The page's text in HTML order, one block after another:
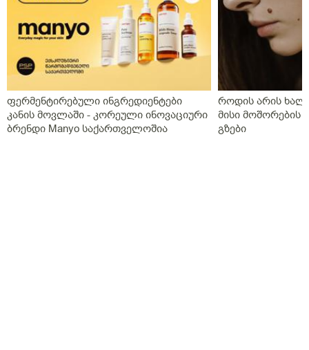
ფერმენტირებული ინგრედიენტები
კანის მოვლაში - კორეული ინოვაციური
ბრენდი Manyo საქართველოშია
როდის არის
მისი მოშორების
გზები